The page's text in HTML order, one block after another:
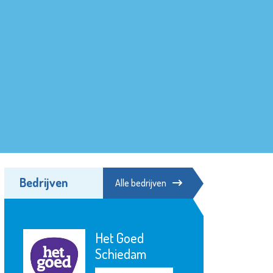
Bedrijven Alle bedrijven
Het Goed
Schiedam